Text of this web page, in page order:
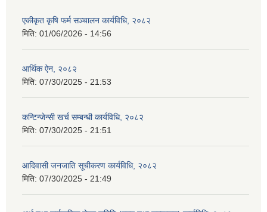
एकीकृत कृषि फर्म सञ्चालन कार्यविधि, २०८२
मिति: 01/06/2026 - 14:56
आर्थिक ऐन, २०८२
मिति: 07/30/2025 - 21:53
कन्टिन्जेन्सी खर्च सम्बन्धी कार्यविधि, २०८२
मिति: 07/30/2025 - 21:51
आदिवासी जनजाति सूचीकरण कार्यविधि, २०८२
मिति: 07/30/2025 - 21:49